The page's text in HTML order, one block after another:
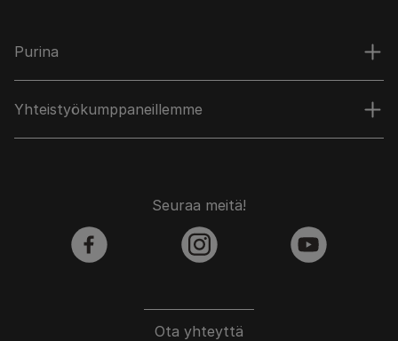
Purina
Yhteistyökumppaneillemme
Ota yhteyttä
Seuraa meitä!
facebook instagram youtube